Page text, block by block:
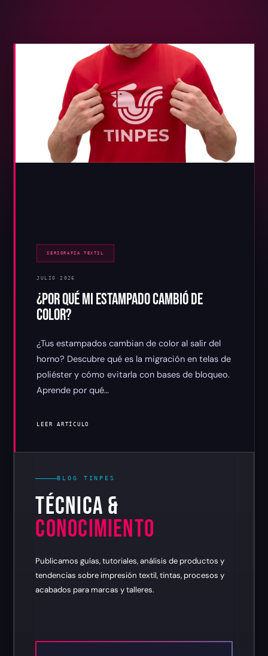
SERIGRAFÍA TEXTIL
JULIO 2026
¿POR QUÉ MI ESTAMPADO CAMBIÓ DE
COLOR?
¿Tus estampados cambian de color al salir del
horno? Descubre qué es la migración en telas de
poliéster y cómo evitarla con bases de bloqueo.
Aprende por qué…
LEER ARTÍCULO
BLOG TINPES
TÉCNICA &
CONOCIMIENTO
Publicamos guías, tutoriales, análisis de productos y
tendencias sobre impresión textil, tintas, procesos y
acabados para marcas y talleres.